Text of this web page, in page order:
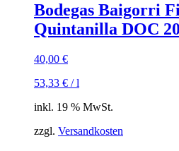
Bodegas Baigorri
Quintanilla DOC
40,00 €
53,33 € /l
inkl. 19 % MwSt.
zzgl. Versandkosten